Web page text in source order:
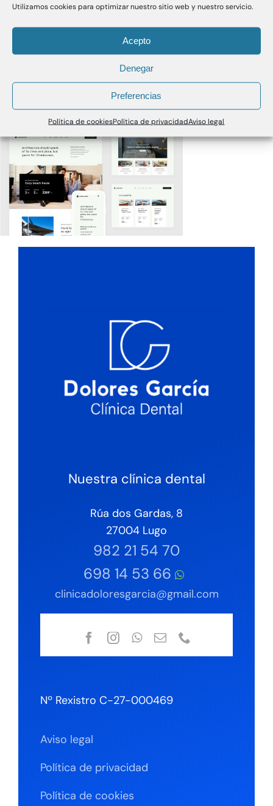
Utilizamos cookies para optimizar nuestro sitio web y nuestro servicio.
Acepto
Denegar
Preferencias
Política de cookiesPolítica de privacidadAviso legal
Nuestra clínica dental
Rúa dos Gardas, 8
27004 Lugo
982 21 54 70
698 14 53 66
clinicadoloresgarcia@gmail.com
Nº Rexistro C-27-000469
Aviso legal
Política de privacidad
Política de cookies